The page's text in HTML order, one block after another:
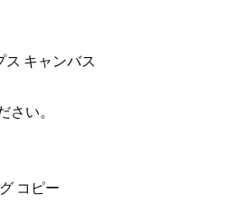
ス キャンバス
い。
コピー